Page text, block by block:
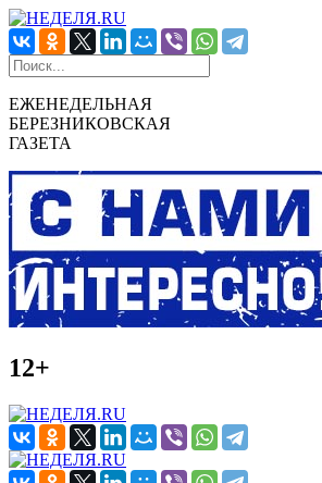
ЕЖЕНЕДЕЛЬНАЯ
БЕРЕЗНИКОВСКАЯ
ГАЗЕТА
12+